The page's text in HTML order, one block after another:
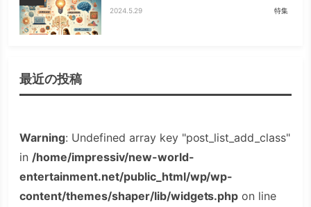
2024.5.29 特集
最近の投稿
Warning: Undefined array key "post_list_add_class"
in /home/impressiv/new-world-
entertainment.net/public_html/wp/wp-
content/themes/shaper/lib/widgets.php on line